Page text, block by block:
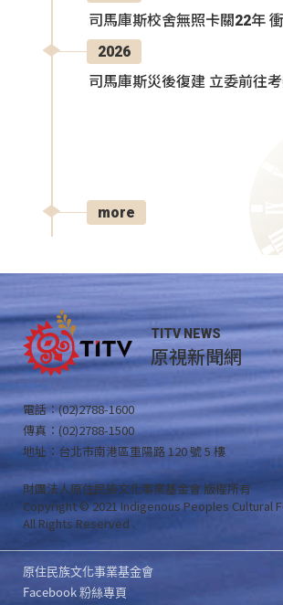
司馬庫斯校舍無照卡關22年
2026
司馬庫斯災後復建 立委前往
more
TITV NEWS
原視新聞網
電話：(02)2788-1600
傳真：(02)2788-1500
地址：台北市南港區重陽路 120 號 5 樓
財團法人原住民族文化事業基金會 版權所有
Copyright © 2021 Indigenous Peoples Cultural
All Rights Reserved .
原住民族文化事業基金會
Facebook 粉絲專頁